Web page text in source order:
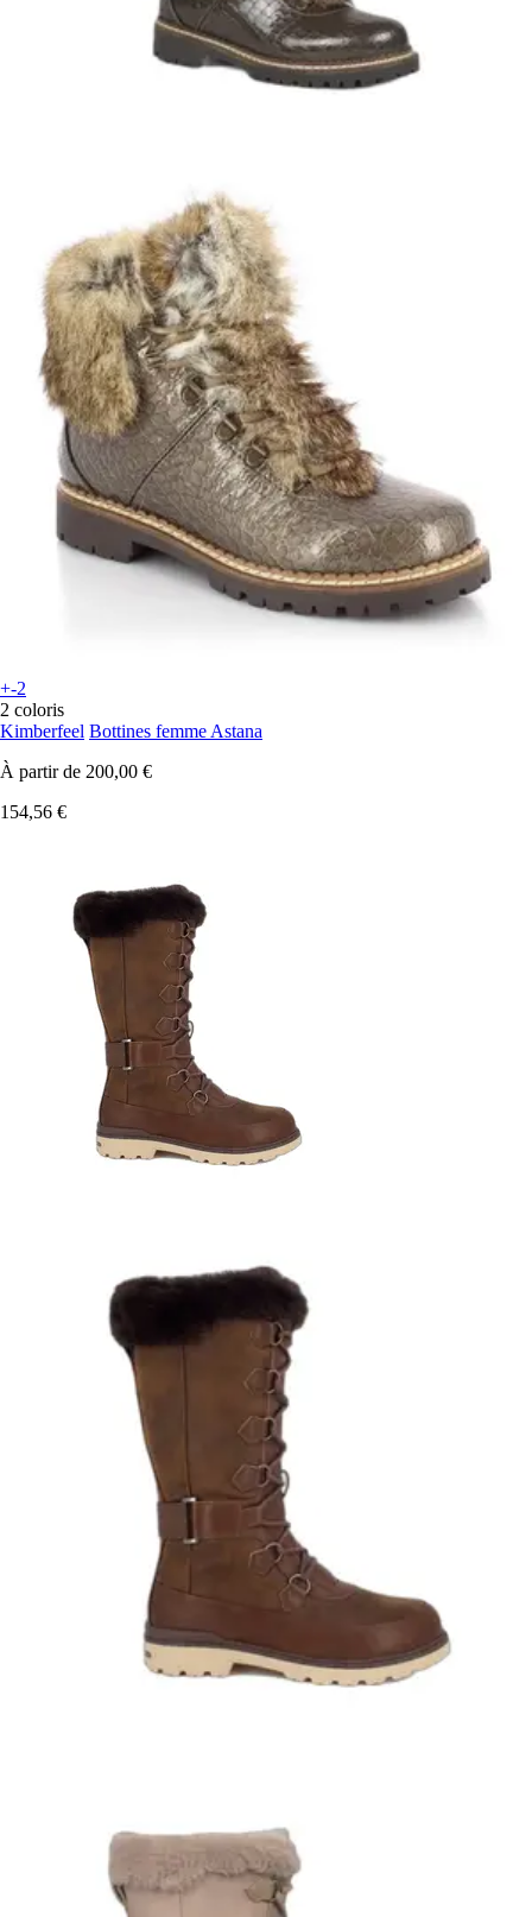
+-2
2 coloris
Kimberfeel Bottines femme Astana
À partir de 200,00 €
154,56 €